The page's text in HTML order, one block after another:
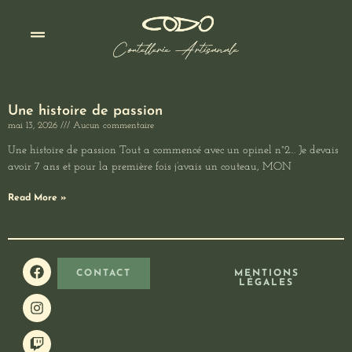
Une histoire de passion
mai 13, 2026 Aucun commentaire
Une histoire de passion Tout a commencé avec un opinel n°2… Je devais
avoir 7 ans et pour la première fois j’avais un couteau, MON
Read More »
F
a
c
e
b
o
o
I
n
s
t
a
g
r
T
w
i
t
c
h
CONTACT
MENTIONS
LÉGALES